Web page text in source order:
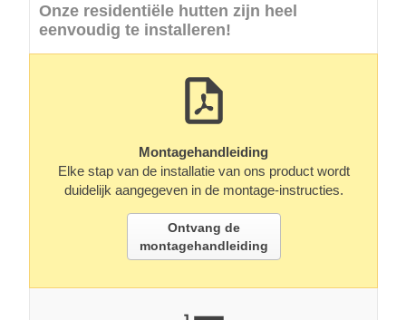
Onze residentiële hutten zijn heel
eenvoudig te installeren!
Montagehandleiding
Elke stap van de installatie van ons product wordt
duidelijk aangegeven in de montage-instructies.
Ontvang de
montagehandleiding